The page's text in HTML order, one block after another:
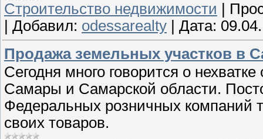
Строительство недвижимости
Добавил: odessarealty Дата:
Продажа земельных участков в
Сегодня много говорится о
Самары и Самарской области.
Федеральных розничных компаний
своих товаров.